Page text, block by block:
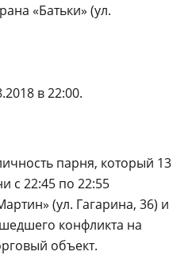
«Батьки» (ул.
в 22:00.
парня, который 13
с 22:45 по 22:55
(ул. Гагарина, 36) и
конфликта на
объект.